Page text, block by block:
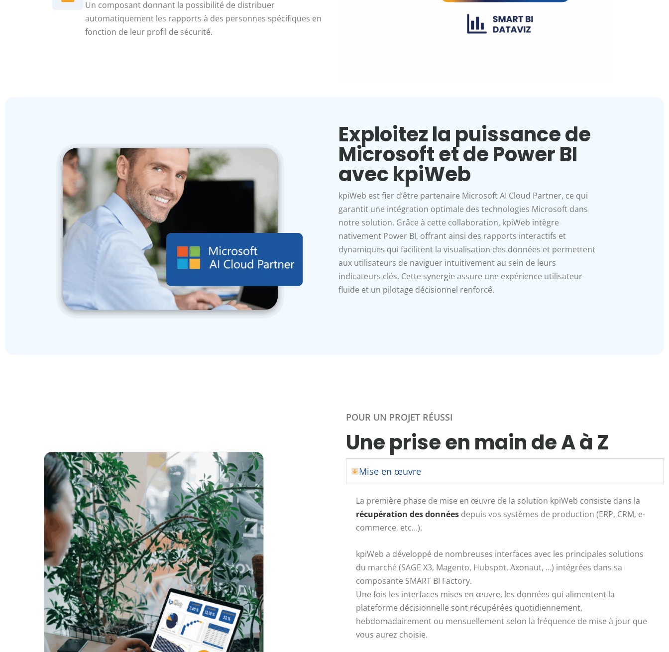
Un composant donnant la possibilité de distribuer
automatiquement les rapports à des personnes spécifiques en
fonction de leur profil de sécurité.
Exploitez la puissance de
Microsoft et de Power BI
avec kpiWeb
kpiWeb est fier d’être partenaire Microsoft AI Cloud Partner, ce qui
garantit une intégration optimale des technologies Microsoft dans
notre solution. Grâce à cette collaboration, kpiWeb intègre
nativement Power BI, offrant ainsi des rapports interactifs et
dynamiques qui facilitent la visualisation des données et permettent
aux utilisateurs de naviguer intuitivement au sein de leurs
indicateurs clés. Cette synergie assure une expérience utilisateur
fluide et un pilotage décisionnel renforcé.
POUR UN PROJET RÉUSSI
Une prise en main de A à Z
Mise en œuvre
La première phase de mise en œuvre de la solution kpiWeb consiste dans la
récupération des donnéesdepuis vos systèmes de production (ERP, CRM, e-
commerce, etc…).
kpiWeb a développé de nombreuses interfaces avec les principales solutions
du marché (SAGE X3, Magento, Hubspot, Axonaut, …) intégrées dans sa
composante SMART BI Factory.
Une fois les interfaces mises en œuvre, les données qui alimentent la
plateforme décisionnelle sont récupérées quotidiennement,
hebdomadairement ou mensuellement selon la fréquence de mise à jour que
vous aurez choisie.